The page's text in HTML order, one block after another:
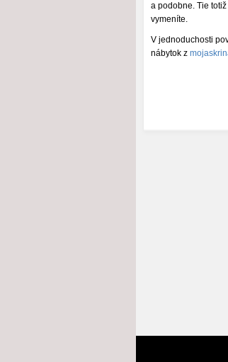
a podobne. Tie
vymeníte.
V jednoduchosti
nábytok z